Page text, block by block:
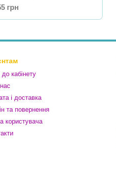
грн
до кабінету
і доставка
та повернення
користувача